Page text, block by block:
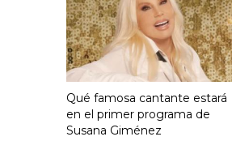
Qué famosa cantante estará
en el primer programa de
Susana Giménez